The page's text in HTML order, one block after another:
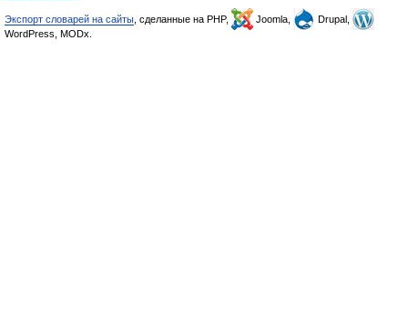
Экспорт словарей на сайты , сделанные на PHP, Joomla,
Drupal,
WordPress, MODx.